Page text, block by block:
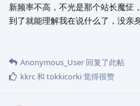
新频率不高，不光是那个站长魔怔
到了就能理解我在说什么了，没亲
Anonymous_User 回复了此帖
kkrc和 tokkicorki觉得很赞